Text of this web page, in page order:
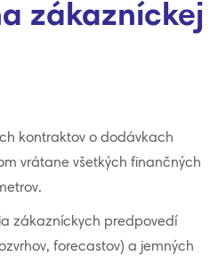
zákazníckej
kontraktov o dodávkach
vrátane všetkých finančných
zákazníckych predpovedí
forecastov) a jemných